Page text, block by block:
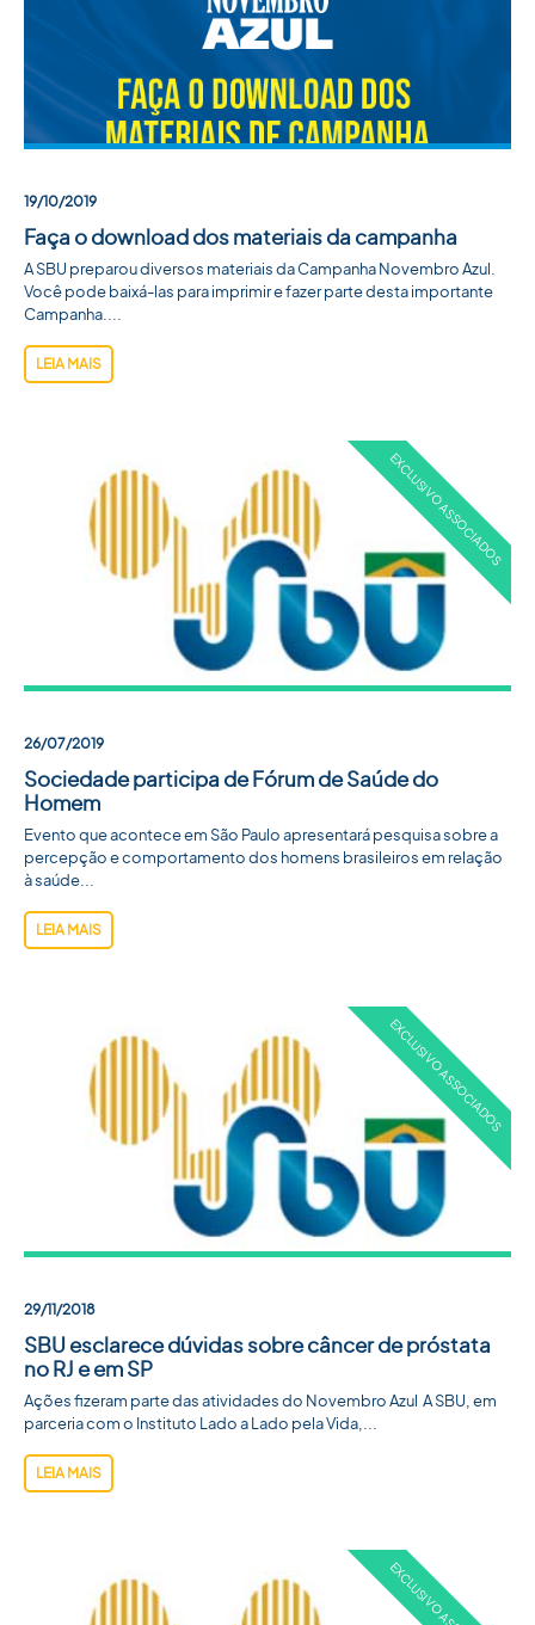
19/10/2019
Faça o download dos materiais da campanha
A SBU preparou diversos materiais da Campanha Novembro Azul.
Você pode baixá-las para imprimir e fazer parte desta importante
Campanha....
LEIA MAIS
26/07/2019
Sociedade participa de Fórum de Saúde do
Homem
Evento que acontece em São Paulo apresentará pesquisa sobre a
percepção e comportamento dos homens brasileiros em relação
à saúde...
LEIA MAIS
29/11/2018
SBU esclarece dúvidas sobre câncer de próstata
no RJ e em SP
Ações fizeram parte das atividades do Novembro Azul A SBU, em
parceria com o Instituto Lado a Lado pela Vida,...
LEIA MAIS